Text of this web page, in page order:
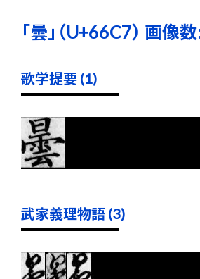
「曇」（U+66C7） 画像
歌学提要 (1)
武家義理物語 (3)